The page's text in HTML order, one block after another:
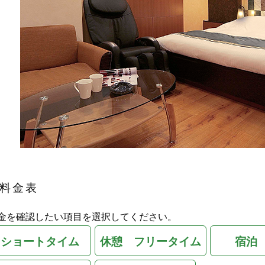
料金表
を確認したい項目を選択してください。
ショートタイム 休憩 フリータイム 宿泊